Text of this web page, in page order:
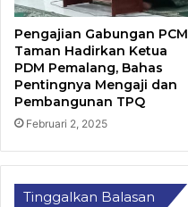
Pengajian Gabungan PCM
Taman Hadirkan Ketua
PDM Pemalang, Bahas
Pentingnya Mengaji dan
Pembangunan TPQ
Februari 2, 2025
Tinggalkan Balasan